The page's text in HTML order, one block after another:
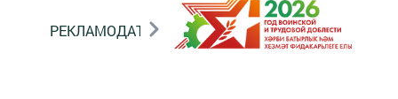
РЕКЛАМОДАТЕЛЯМ